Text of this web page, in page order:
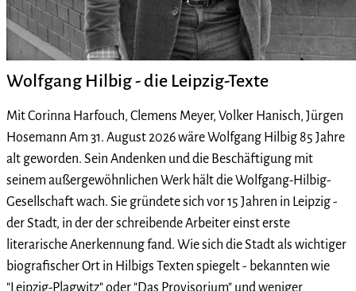
Wolfgang Hilbig - die Leipzig-Texte
Mit Corinna Harfouch, Clemens Meyer, Volker Hanisch, Jürgen
Hosemann Am 31. August 2026 wäre Wolfgang Hilbig 85 Jahre
alt geworden. Sein Andenken und die Beschäftigung mit
seinem außergewöhnlichen Werk hält die Wolfgang-Hilbig-
Gesellschaft wach. Sie gründete sich vor 15 Jahren in Leipzig -
der Stadt, in der der schreibende Arbeiter einst erste
literarische Anerkennung fand. Wie sich die Stadt als wichtiger
biografischer Ort in Hilbigs Texten spiegelt - bekannten wie
"Leipzig-Plagwitz" oder "Das Provisorium" und weniger